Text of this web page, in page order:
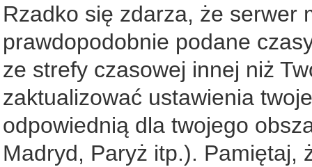
Rzadko się zdarza, że serwer
prawdopodobnie podane
ze strefy czasowej innej niż
zaktualizować ustawienia
odpowiednią dla twojego
Madryd, Paryż itp.). Pamiętaj,